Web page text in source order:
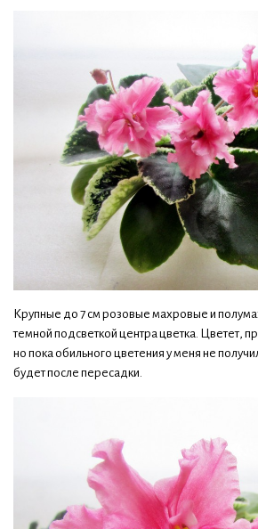
Крупные до 7 см розовые махровые и
темной подсветкой центра цветка. Цветет,
но пока обильного цветения у меня не
будет после пересадки.